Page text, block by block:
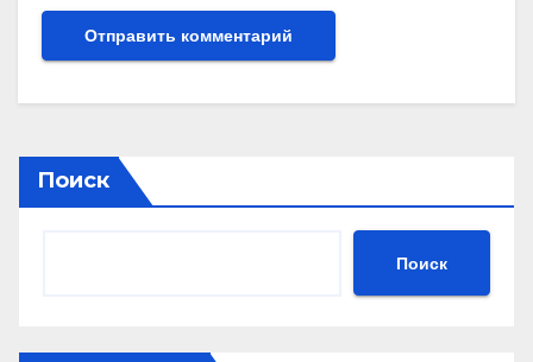
Поиск
Поиск